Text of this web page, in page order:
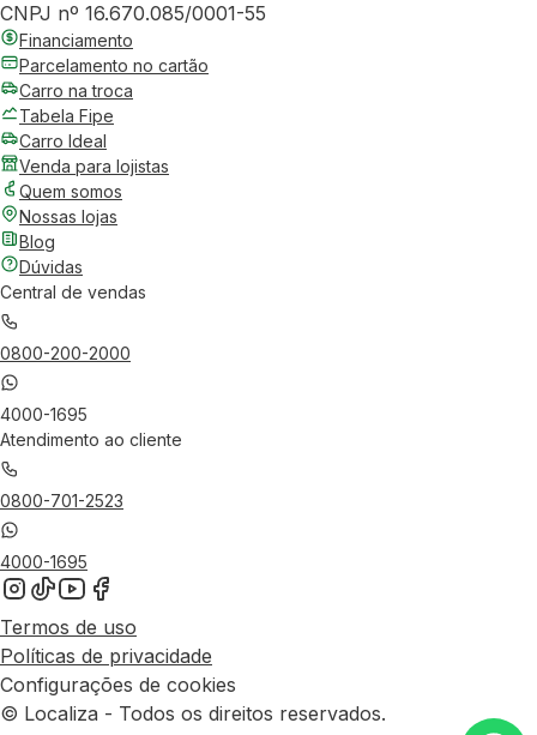
CNPJ nº 16.670.085/0001-55
Financiamento
Parcelamento no cartão
Carro na troca
Tabela Fipe
Carro Ideal
Venda para lojistas
Quem somos
Nossas lojas
Blog
Dúvidas
Central de vendas
0800-200-2000
4000-1695
Atendimento ao cliente
0800-701-2523
4000-1695
Termos de uso
Políticas de privacidade
Configurações de cookies
© Localiza - Todos os direitos reservados.